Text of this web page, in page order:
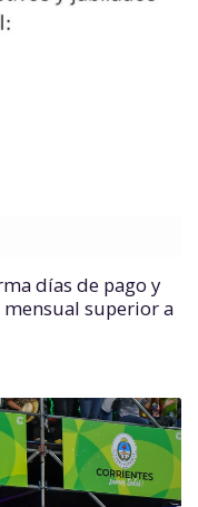
días de pago y
superior a